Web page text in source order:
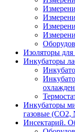
Изоляторы для
Инкубаторы
Инкубаторы
газовые (CO2,
Инсектарий.